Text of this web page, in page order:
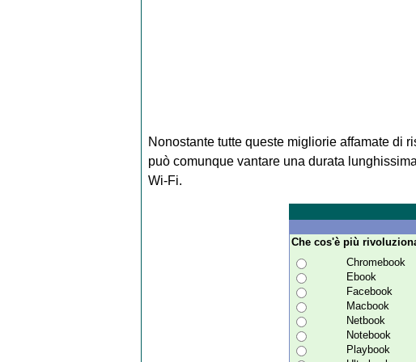
Nonostante tutte queste migliorie affamate di
può comunque vantare una durata
Wi-Fi.
Che cos'è più
Chromebook
Ebook
Facebook
Macbook
Netbook
Notebook
Playbook